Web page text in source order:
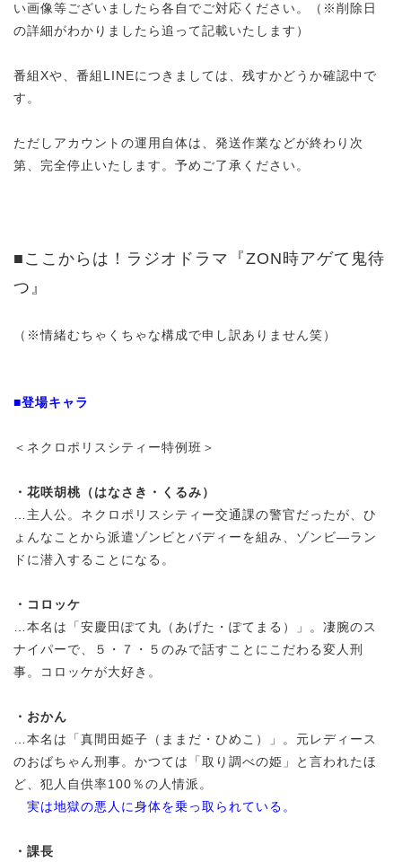
い画像等ございましたら各自でご対応ください。（※削除日
の詳細がわかりましたら追って記載いたします）
番組Xや、番組LINEにつきましては、残すかどうか確認中で
す。
ただしアカウントの運用自体は、発送作業などが終わり次
第、完全停止いたします。予めご了承ください。
■ここからは！ラジオドラマ『ZON時アゲて鬼待
つ』
（※情緒むちゃくちゃな構成で申し訳ありません笑）
■登場キャラ
＜ネクロポリスシティー特例班＞
・花咲胡桃（はなさき・くるみ）
…主人公。ネクロポリスシティー交通課の警官だったが、ひ
ょんなことから派遣ゾンビとバディーを組み、ゾンビ―ラン
ドに潜入することになる。
・コロッケ
…本名は「安慶田ぽて丸（あげた・ぽてまる）」。凄腕のス
ナイパーで、５・７・５のみで話すことにこだわる変人刑
事。コロッケが大好き。
・おかん
…本名は「真間田姫子（ままだ・ひめこ）」。元レディース
のおばちゃん刑事。かつては「取り調べの姫」と言われたほ
ど、犯人自供率100％の人情派。
実は地獄の悪人に身体を乗っ取られている。
・課長